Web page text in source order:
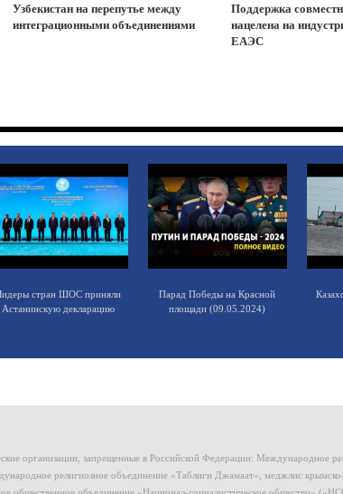
Узбекистан на перепутье между
интеграционными объединениями
Поддержка
нацелена на
ЕАЭС
стран ШОС приняли
Астанинскую декларацию
Парад Победы на Красной
площади (09.05.2024)
организации, запрещенные в Российской Федерации: Международное
религиозное объединение «Таблиги Джамаат», меджлис крымско-
общественное объединение «Национал-социалистическое общество»